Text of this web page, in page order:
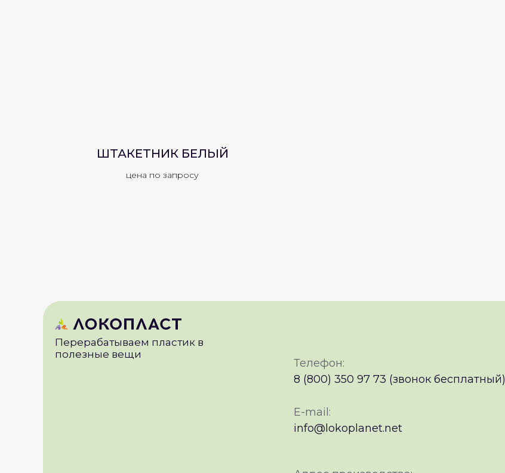
ШТАКЕТНИК БЕЛЫЙ
цена по запросу
Перерабатываем пластик в
полезные вещи
Телефон:
8 (800) 350 97 73 (звонок бесплатный)
E-mail:
info@lokoplanet.net